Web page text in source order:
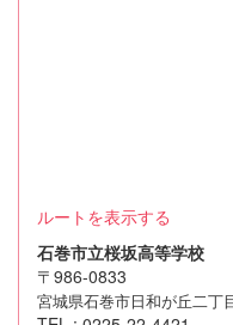
ルートを表示する
石巻市立桜坂高等学校
〒986-0833
宮城県石巻市日和が丘二丁